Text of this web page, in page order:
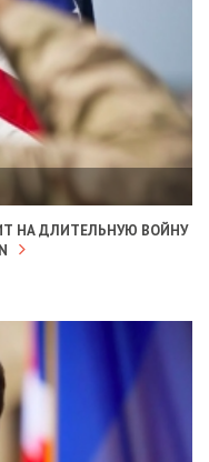
НА ДЛИТЕЛЬНУЮ ВОЙНУ